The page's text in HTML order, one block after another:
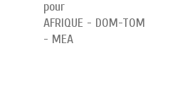
pour
AFRIQUE - DOM-TOM
- MEA